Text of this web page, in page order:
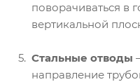
поворачиваться в
вертикальной
Стальные отводы
направление